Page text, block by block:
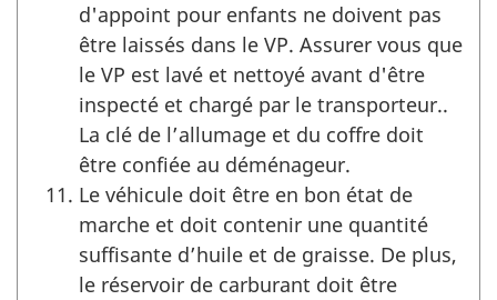
d'appoint pour enfants ne doivent pas
être laissés dans le VP. Assurer vous que
le VP est lavé et nettoyé avant d'être
inspecté et chargé par le transporteur..
La clé de l’allumage et du coffre doit
être confiée au déménageur.
Le véhicule doit être en bon état de
marche et doit contenir une quantité
suffisante d’huile et de graisse. De plus,
le réservoir de carburant doit être